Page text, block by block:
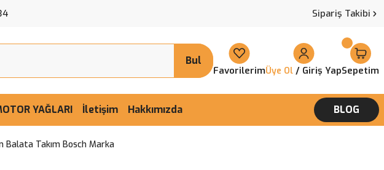
Sipariş Takibi
Bul
FavorilerimÜye Ol / Giriş YapSepetim
YAĞLARI İletişim Hakkımızda BLOG
Balata Takım Bosch Marka